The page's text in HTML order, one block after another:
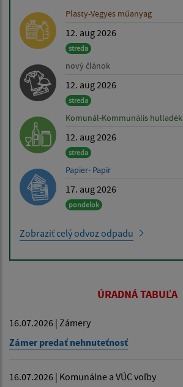
Plasty-Vegyes műanyag
12. aug 2026
streda
nový článok
12. aug 2026
streda
Komunál-Kommunális hulladék
12. aug 2026
streda
Papier- Papír
17. aug 2026
pondelok
Zobraziť celý odvoz odpadu
ÚRADNÁ TABUĽA
16.07.2026 | Zámery
Zámer predať nehnuteťnosť
16.07.2026 | Komunálne a VÚC voľby